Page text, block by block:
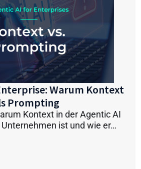
Warum Kontext
Prompting
Kontext in der Agentic AI
ist und wie er…